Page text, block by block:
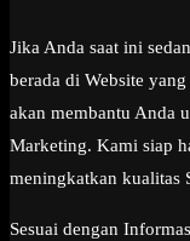
Jika Anda saat ini
berada di Website yang
akan membantu Anda
Marketing. Kami siap
meningkatkan kualitas
Sesuai dengan